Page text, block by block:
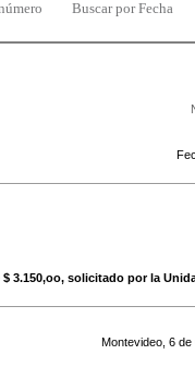
Buscar por Fecha
3.150,oo, solicitado por la
Montevideo, 6 de